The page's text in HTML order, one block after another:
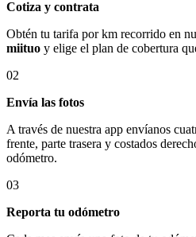
Cotiza y contrata
Obtén tu tarifa por km recorrido en
miituo y elige el plan de cobertura
02
Envía las fotos
A través de nuestra app envíanos
frente, parte trasera y costados
odómetro.
03
Reporta tu odómetro